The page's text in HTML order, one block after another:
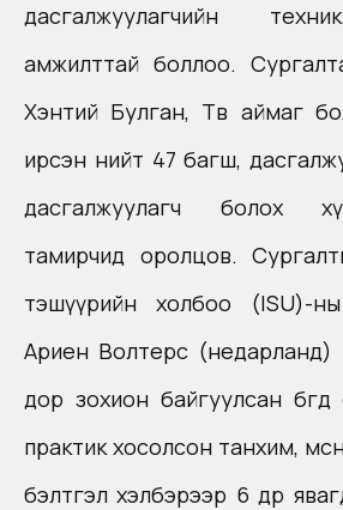
дасгалжуулагчийн
амжилттай боллоо.
Хэнтий Булган, Төв аймаг
ирсэн нийт 47 багш,
дасгалжуулагч болох
тамирчид оролцов.
тэшүүрийн холбоо (ISU)-
Ариен Волтерс (недарланд)
дор зохион байгуулсан
практик хосолсон танхим,
бэлтгэл хэлбэрээр 6 өдөр